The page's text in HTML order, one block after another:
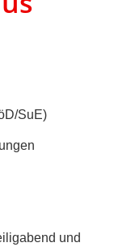
SuE)
und